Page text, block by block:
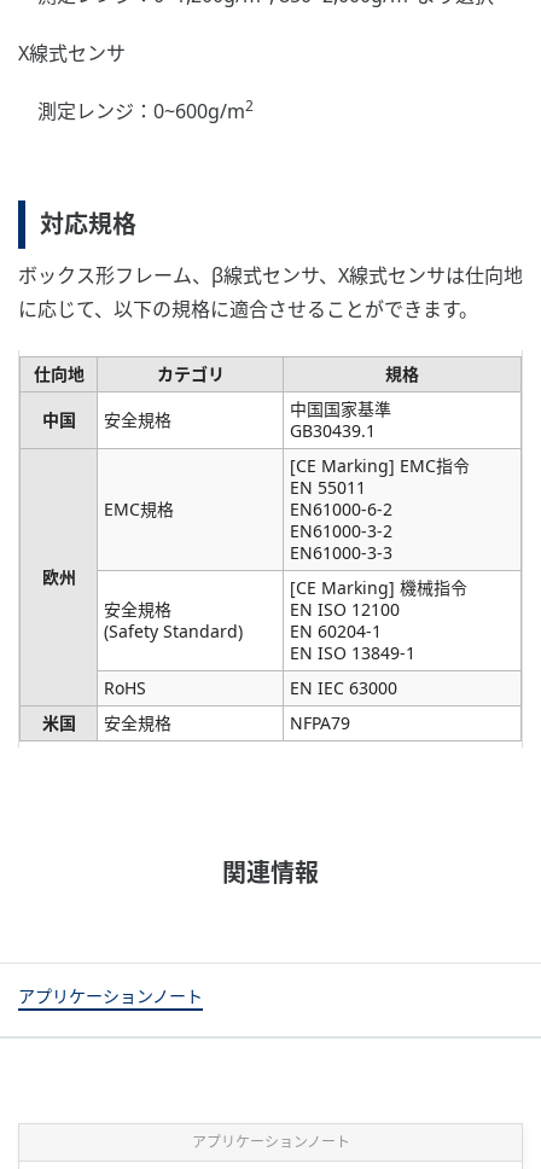
X線式センサ
測定レンジ：0~600g/m2
対応規格
ボックス形フレーム、β線式センサ、X線式センサは仕向地
に応じて、以下の規格に適合させることができます。
仕向地 カテゴリ
規格
中国
安全規格
中国国家基準
GB30439.1
欧州
EMC規格
[CE Marking] EMC指令
EN 55011
EN61000-6-2
EN61000-3-2
EN61000-3-3
安全規格
(Safety Standard)
[CE Marking] 機械指令
EN ISO 12100
EN 60204-1
EN ISO 13849-1
RoHS
EN IEC 63000
米国
安全規格 NFPA79
関連情報
アプリケーションノート
アプリケーションノート